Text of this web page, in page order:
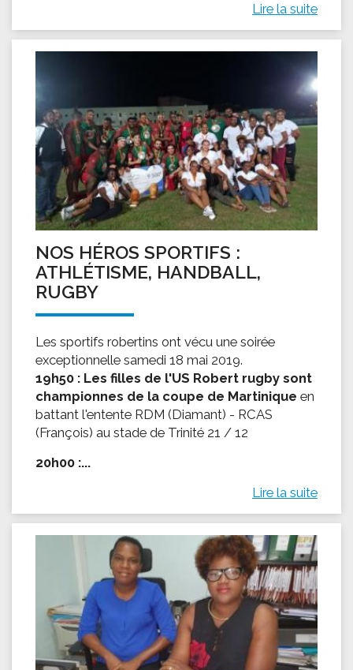
Lire la suite
NOS HÉROS SPORTIFS :
ATHLÉTISME, HANDBALL,
RUGBY
Les sportifs robertins ont vécu une soirée
exceptionnelle samedi 18 mai 2019.
19h50 : Les filles de l'US Robert rugby sont
championnes de la coupe de Martinique en
battant l'entente RDM (Diamant) - RCAS
(François) au stade de Trinité 21 / 12
20h00 :...
Lire la suite